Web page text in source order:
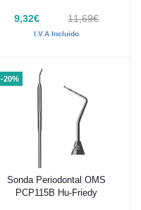
9,32€ 11,69€
I.V.A Incluido
-20%
Añadir al carrito
Sonda Periodontal OMS
PCP115B Hu-Friedy